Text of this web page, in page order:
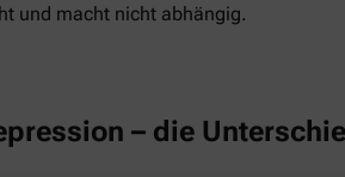
und macht nicht abhängig.
– die